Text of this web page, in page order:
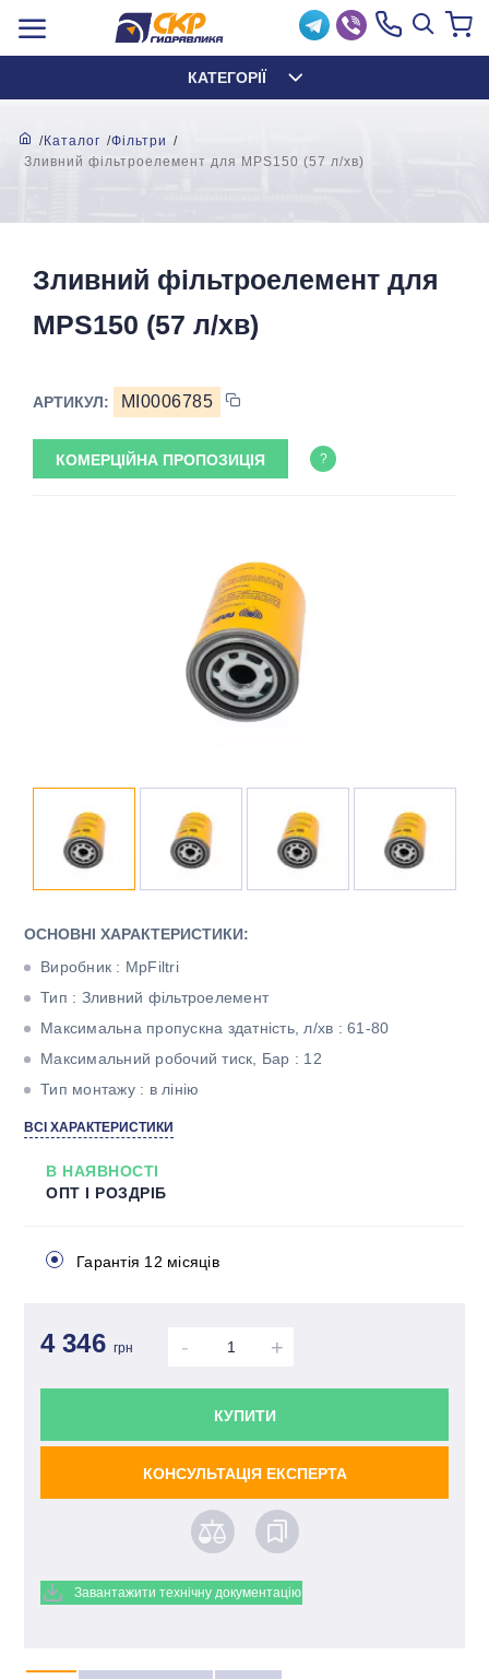
КАТЕГОРІЇ
Каталог
Фільтри
Зливний фільтроелемент для MPS150 (57 л/хв)
Зливний фільтроелемент для
MPS150 (57 л/хв)
АРТИКУЛ: MI0006785
КОМЕРЦІЙНА ПРОПОЗИЦІЯ ?
ОСНОВНІ ХАРАКТЕРИСТИКИ:
Виробник : MpFiltri
Тип : Зливний фільтроелемент
Максимальна пропускна здатність, л/хв : 61-80
Максимальний робочий тиск, Бар : 12
Тип монтажу : в лінію
Тонкість фільтрації, мкм : 10
ВСІ ХАРАКТЕРИСТИКИ
В НАЯВНОСТІ
ОПТ І РОЗДРІБ
Гарантія 12 місяців
4 346 грн - +
КУПИТИ
КОНСУЛЬТАЦІЯ ЕКСПЕРТА
Завантажити технічну документацію